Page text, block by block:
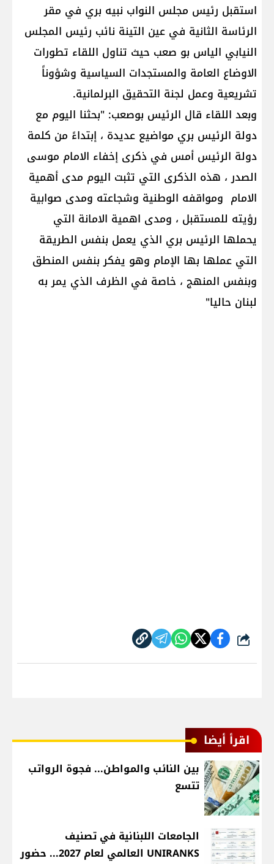
استقبل رئيس مجلس النواب نبيه بري في مقر
الرئاسة الثانية في عين التينة نائب رئيس المجلس
النيابي الياس بو صعب حيث تناول اللقاء تطورات
الاوضاع العامة والمستجدات السياسية وشؤوناً
تشريعية وعمل لجنة التحقيق البرلمانية.
وبعد اللقاء قال الرئيس بوصعب: "بحثنا اليوم مع
دولة الرئيس بري مواضيع عديدة ، إبتداءً من كلمة
دولة الرئيس أمس في ذكرى إخفاء الامام موسى
الصدر ، هذه الذكرى التي تثبت اليوم مدى أهمية
الامام ومواقفه الوطنية وشجاعته ومدى صوابية
رؤيته للمستقبل ، ومدى اهمية الامانة التي
يحملها الرئيس بري الذي يعمل بنفس الطريقة
التي عملها بها الإمام وهو يفكر بنفس المنطق
وبنفس المنهج ، خاصة في الظرف الذي يمر به
لبنان حاليا"
شارك
اقرأ أيضا
بين النائب والمواطن... فجوة الرواتب
تتسع
الجامعات اللبنانية في تصنيف
UNIRANKS العالمي لعام 2027... حضور